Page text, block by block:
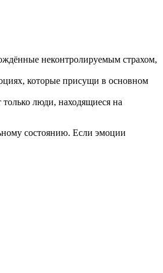
неконтролируемым страхом,
которые присущи в основном
люди, находящиеся на
состоянию. Если эмоции